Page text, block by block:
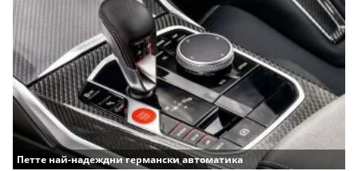
Петте най-надеждни германски автоматика